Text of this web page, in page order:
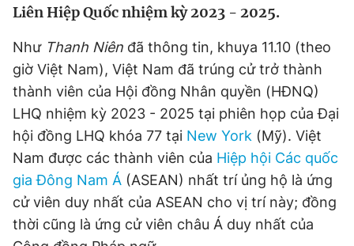
Video Magazine
Sản phẩm khác
Tiện ích Bạn cần biết
Thông tin tòa soạn Liên hệ quảng cáo
Liên Hiệp Quốc nhiệm kỳ 2023 - 2025.
Như Thanh Niên đã thông tin, khuya 11.10 (theo
giờ Việt Nam), Việt Nam đã trúng cử trở thành
thành viên của Hội đồng Nhân quyền (HĐNQ)
LHQ nhiệm kỳ 2023 - 2025 tại phiên họp của Đại
hội đồng LHQ khóa 77 tại New York (Mỹ). Việt
Nam được các thành viên của Hiệp hội Các quốc
gia Đông Nam Á (ASEAN) nhất trí ủng hộ là ứng
cử viên duy nhất của ASEAN cho vị trí này; đồng
thời cũng là ứng cử viên châu Á duy nhất của